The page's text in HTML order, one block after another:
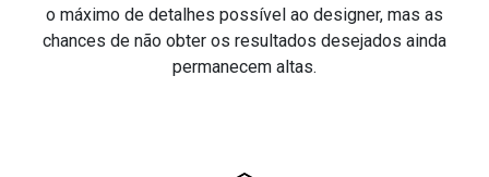
o máximo de detalhes possível ao designer, mas as
chances de não obter os resultados desejados ainda
permanecem altas.